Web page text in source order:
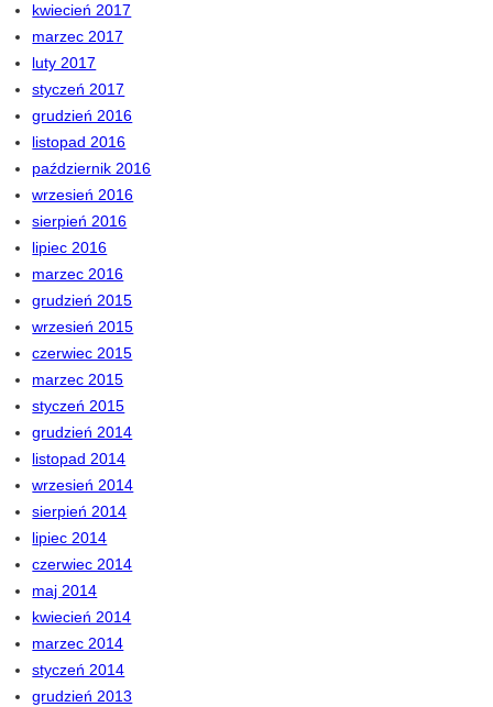
kwiecień 2017
marzec 2017
luty 2017
styczeń 2017
grudzień 2016
listopad 2016
październik 2016
wrzesień 2016
sierpień 2016
lipiec 2016
marzec 2016
grudzień 2015
wrzesień 2015
czerwiec 2015
marzec 2015
styczeń 2015
grudzień 2014
listopad 2014
wrzesień 2014
sierpień 2014
lipiec 2014
czerwiec 2014
maj 2014
kwiecień 2014
marzec 2014
styczeń 2014
grudzień 2013